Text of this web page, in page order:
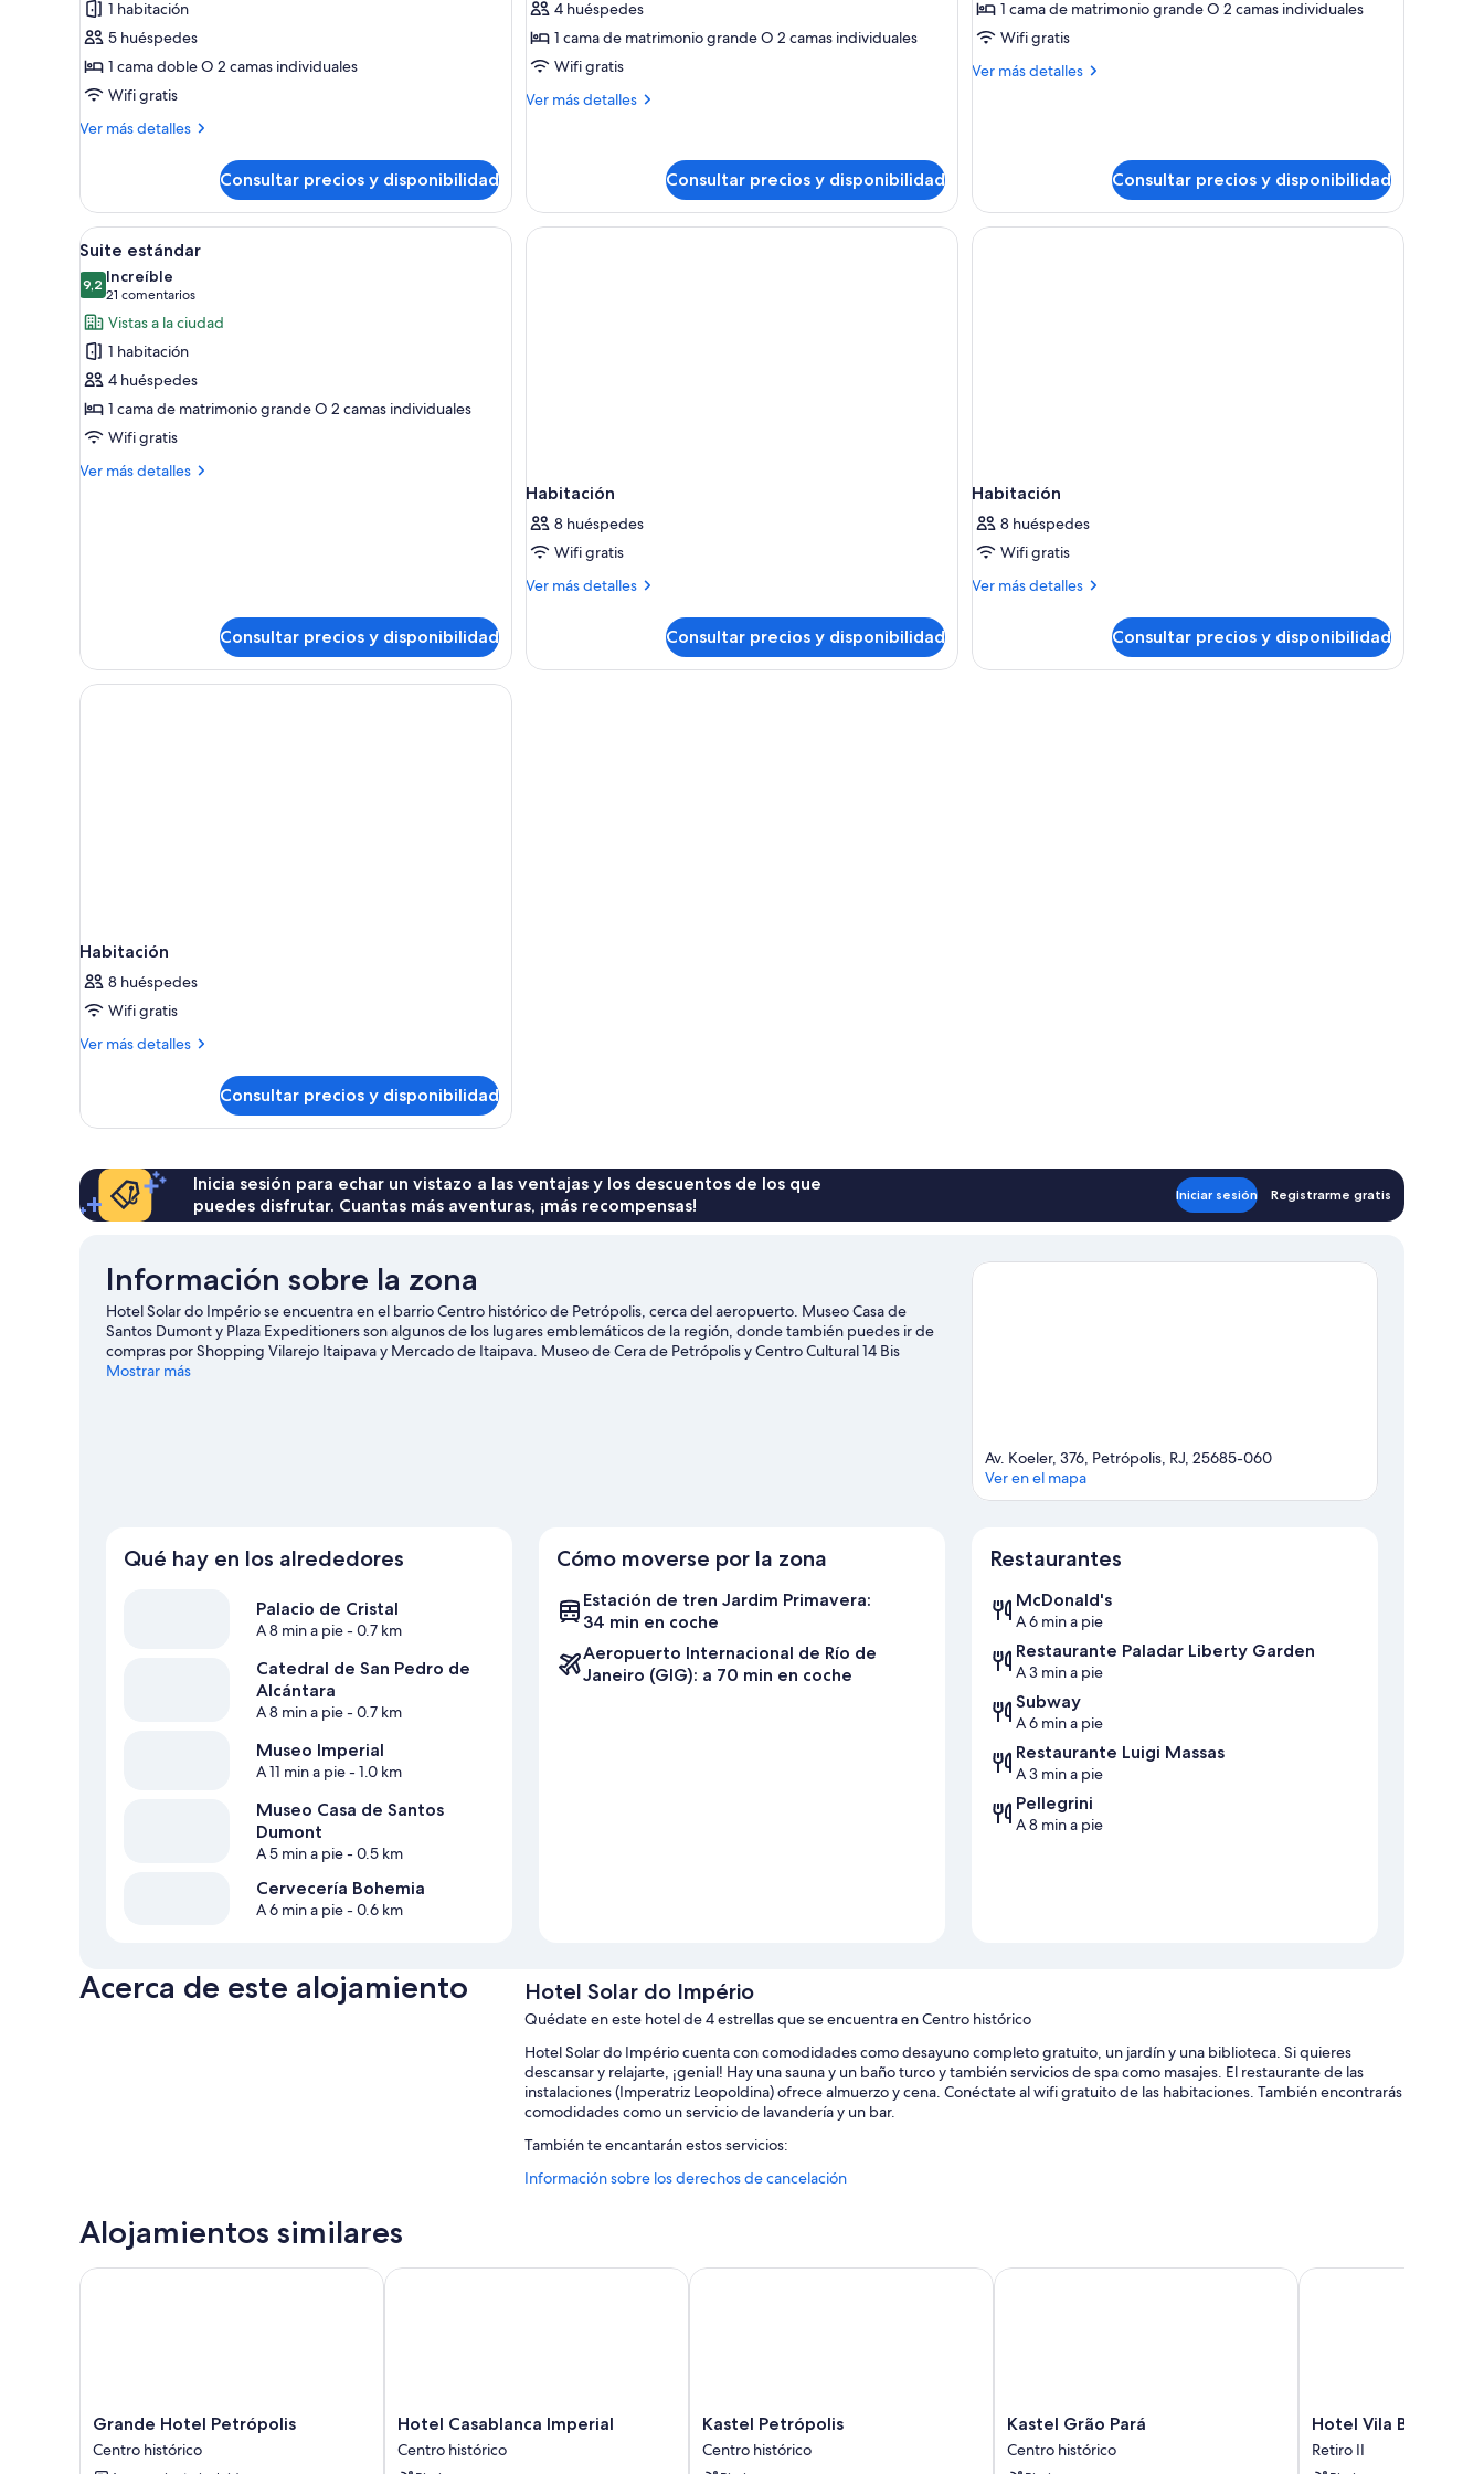
Suite
(Master)
1 habitación
5 huéspedes
1 cama doble O 2 camas individuales
Wifi gratis
Ver más detalles
Más
(Master)
Consultar precios y disponibilidad
Suite
Royal
4 huéspedes
1 cama de matrimonio grande O 2 camas individuales
Wifi gratis
Ver más detalles
Más
Consultar precios y disponibilidad
Suite
1 cama de matrimonio grande O 2 camas individuales
Wifi gratis
Ver más detalles
Más
Consultar precios y disponibilidad
Abrir
todas
las
fotos
de
Suite
estándar
Una habitación de hotel con una cama, un escritorio con televisor, una silla, una mesa y un armario pequeño.
7
Suite estándar
9,29,2 de 10
Increíble
21 comentarios
(21 comentarios)
Vistas a la ciudad
1 habitación
4 huéspedes
1 cama de matrimonio grande O 2 camas individuales
Wifi gratis
Ver más detalles
Más
Consultar precios y disponibilidad
Habitación
8 huéspedes
Wifi gratis
Ver más detalles
Más
Consultar precios y disponibilidad
Habitación
8 huéspedes
Wifi gratis
Ver más detalles
Más
Consultar precios y disponibilidad
Habitación
8 huéspedes
Wifi gratis
Ver más detalles
Más
Consultar precios y disponibilidad
Inicia sesión para echar un vistazo a las ventajas y los descuentos de los que
puedes disfrutar. Cuantas más aventuras, ¡más recompensas!
Iniciar sesión Registrarme gratis
Información sobre la zona
Hotel Solar do Império se encuentra en el barrio Centro histórico de Petrópolis, cerca del aeropuerto. Museo Casa de
Santos Dumont y Plaza Expeditioners son algunos de los lugares emblemáticos de la región, donde también puedes ir de
compras por Shopping Vilarejo Itaipava y Mercado de Itaipava. Museo de Cera de Petrópolis y Centro Cultural 14 Bis
también merecen la pena.
Mostrar más
Av. Koeler, 376, Petrópolis, RJ, 25685-060
Ver en el mapa
Qué hay en los alrededores
Palacio de Cristal
A 8 min a pie- 0.7 km
Catedral de San Pedro de
Alcántara
A 8 min a pie- 0.7 km
Museo Imperial
A 11 min a pie- 1.0 km
Museo Casa de Santos
Dumont
A 5 min a pie- 0.5 km
Cervecería Bohemia
A 6 min a pie- 0.6 km
Cómo moverse por la zona
Estación de tren Jardim Primavera:
34 min en coche
Aeropuerto Internacional de Río de
Janeiro (GIG): a 70 min en coche
Restaurantes
McDonald's
A 6 min a pie
Restaurante Paladar Liberty Garden
A 3 min a pie
Subway
A 6 min a pie
Restaurante Luigi Massas
A 3 min a pie
Pellegrini
A 8 min a pie
Acerca de este alojamiento Hotel Solar do Império
Quédate en este hotel de 4 estrellas que se encuentra en Centro histórico
Hotel Solar do Império cuenta con comodidades como desayuno completo gratuito, un jardín y una biblioteca. Si quieres
descansar y relajarte, ¡genial! Hay una sauna y un baño turco y también servicios de spa como masajes. El restaurante de las
instalaciones (Imperatriz Leopoldina) ofrece almuerzo y cena. Conéctate al wifi gratuito de las habitaciones. También encontrarás
comodidades como un servicio de lavandería y un bar.
También te encantarán estos servicios:
Una piscina cubierta y una piscina al aire libre
Periódicos gratuitos en el vestíbulo, una caja fuerte en recepción y consigna de equipaje
Además, otros servicios que encontrarás en todas las habitaciones incluyen:
Información sobre los derechos de cancelación
Alojamientos similares
Grande
Hotel
Petrópolis
Grande Hotel Petrópolis
Centro histórico
Grande Hotel Petrópolis
Hotel
Casablanca
Imperial
Hotel Casablanca Imperial
Centro histórico
Hotel Casablanca Imperial
Kastel
Petrópolis
Centro
Kastel Petrópolis
Centro histórico
Kastel Petrópolis
Kastel
Grão
Pará
Kastel Grão Pará
Centro histórico
Kastel Grão Pará
Hotel
Vila
Bavaria
Hotel Vila Bavaria
Retiro II
Hotel Vila Bavaria